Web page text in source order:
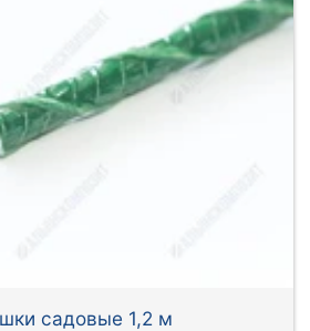
садовые 1,2 м